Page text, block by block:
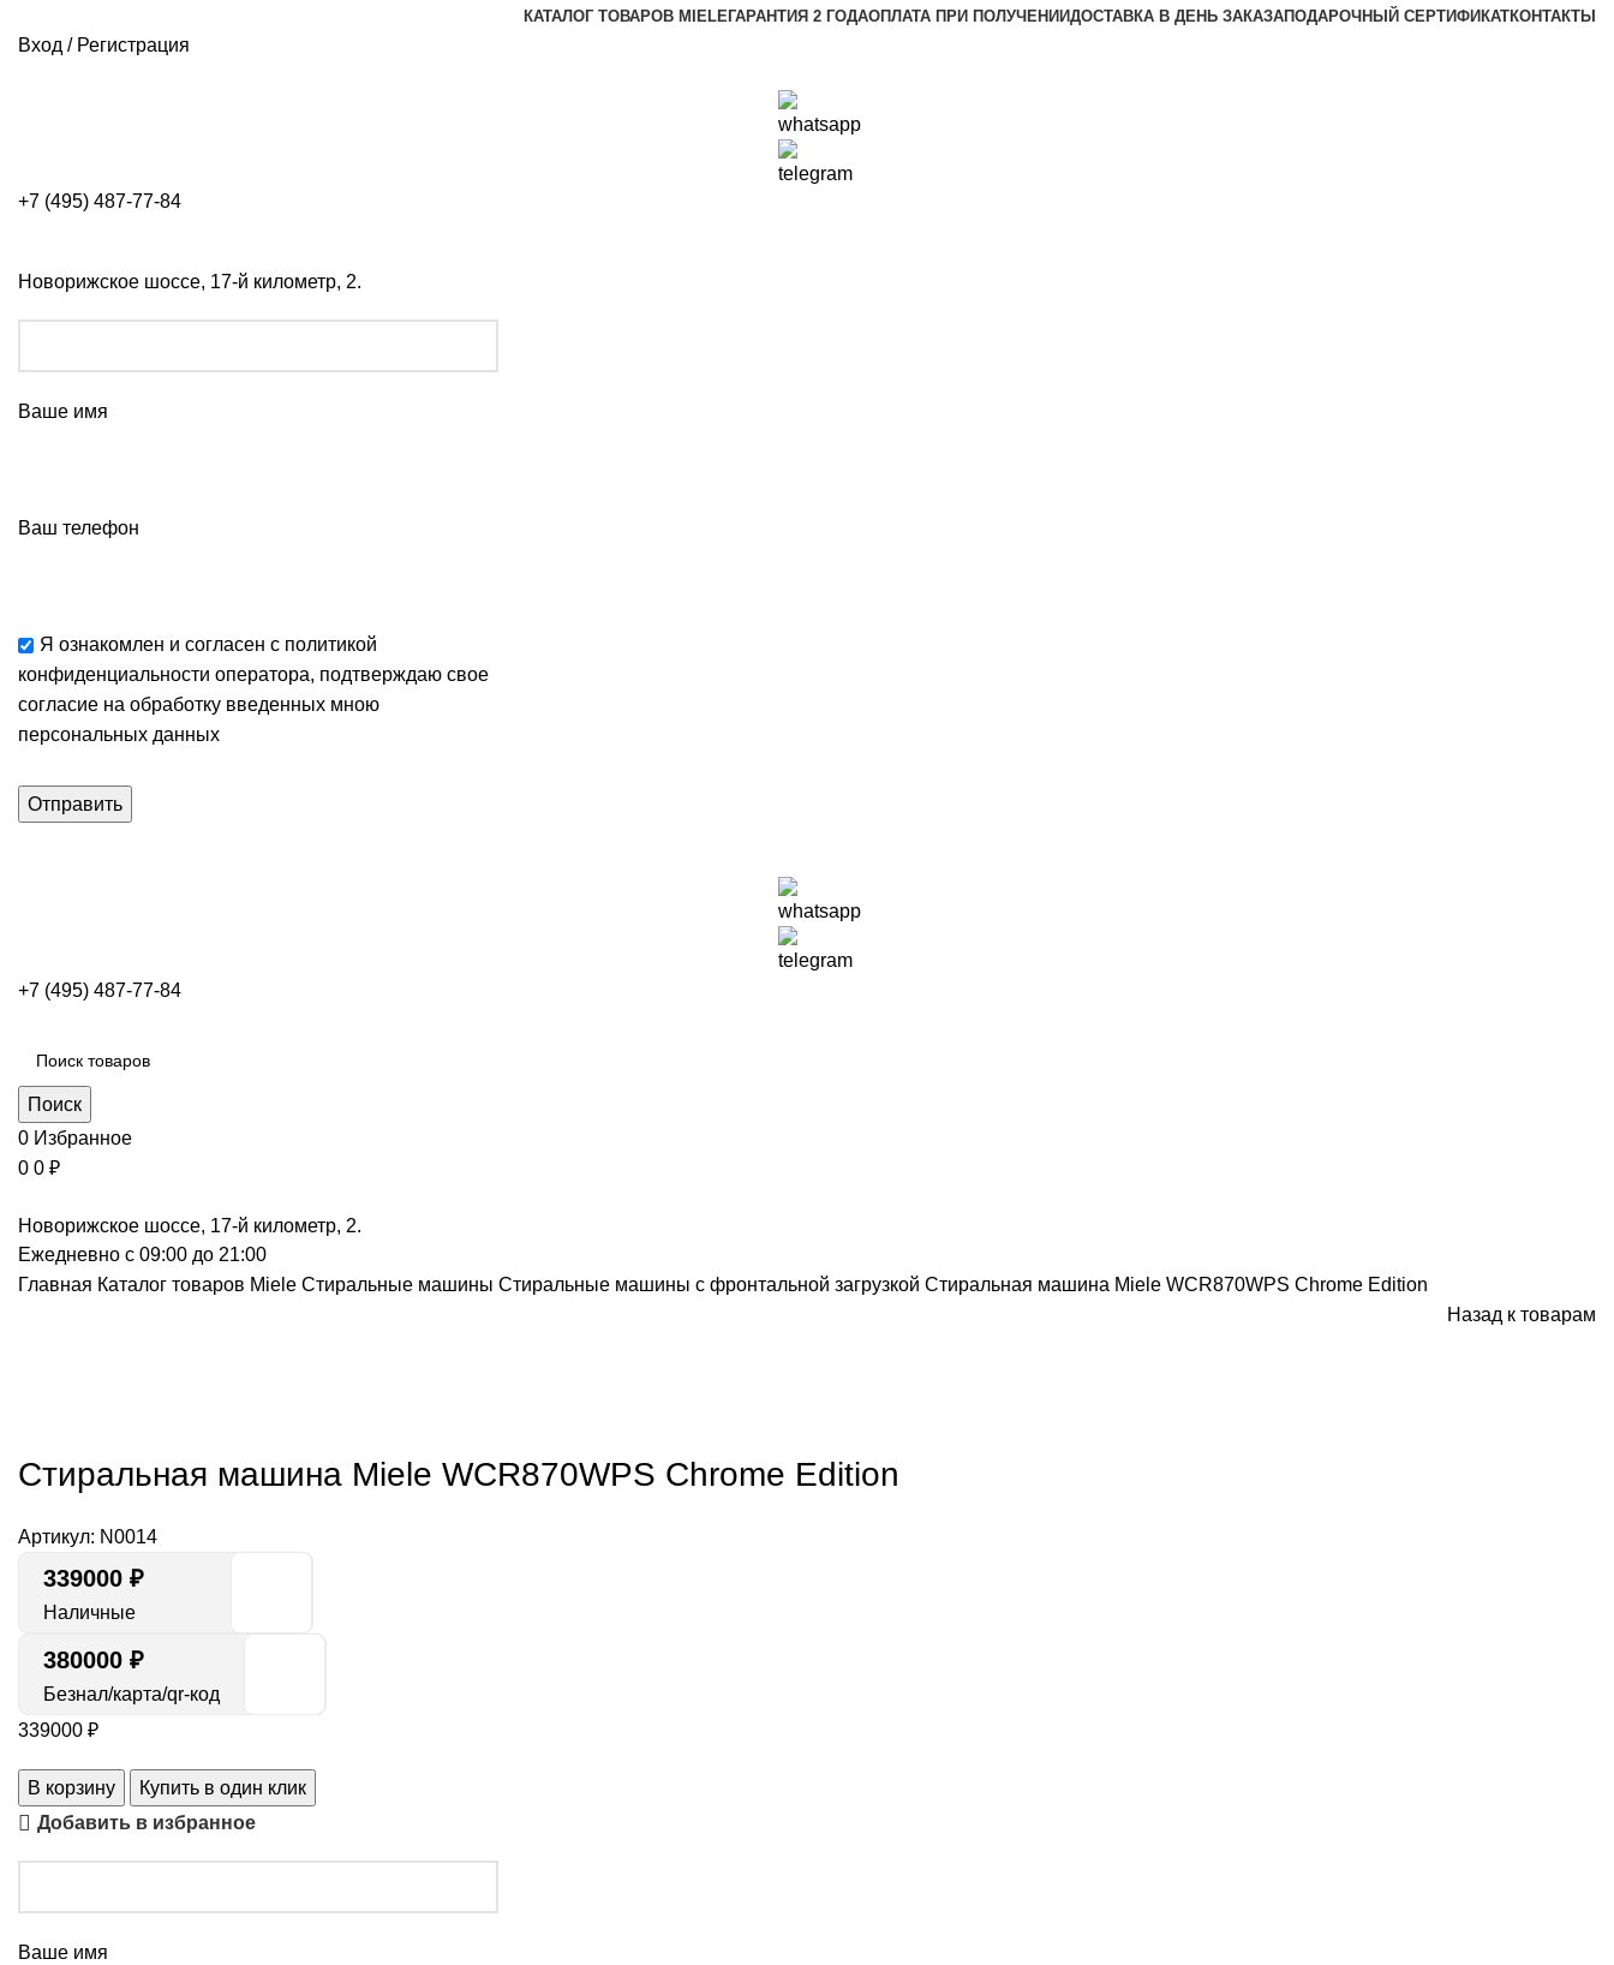
КАТАЛОГ ТОВАРОВ MIELEГАРАНТИЯ 2 ГОДАОПЛАТА ПРИ ПОЛУЧЕНИИДОСТАВКА В ДЕНЬ ЗАКАЗАПОДАРОЧНЫЙ СЕРТИФИКАТКОНТАКТЫ
Вход / Регистрация
+7 (495) 487-77-84
Новорижское шоссе, 17-й километр, 2.
Ваше имя
Ваш телефон
Я ознакомлен и согласен с политикой
конфиденциальности оператора, подтверждаю свое
согласие на обработку введенных мною
персональных данных
+7 (495) 487-77-84
Поиск
0 Избранное
0 0 ₽
Новорижское шоссе, 17-й километр, 2.
Ежедневно с 09:00 до 21:00
Главная Каталог товаров Miele Стиральные машины Стиральные машины с фронтальной загрузкой Стиральная машина Miele WCR870WPS Chrome Edition
Назад к товарам
Стиральная машина Miele WCR870WPS Chrome Edition
Артикул: N0014
339000 ₽
Наличные
380000 ₽
Безнал/карта/qr-код
339000 ₽
В корзину
Купить в один клик
Добавить в избранное
Ваше имя